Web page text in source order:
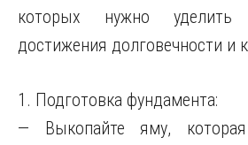
которых нужно
достижения долговечности и
1. Подготовка фундамента:
— Выкопайте яму,